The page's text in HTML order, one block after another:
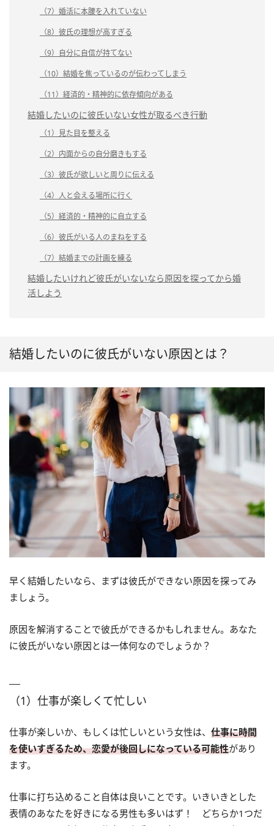
（7）婚活に本腰を入れていない
（8）彼氏の理想が高すぎる
（9）自分に自信が持てない
（10）結婚を焦っているのが伝わってしまう
（11）経済的・精神的に依存傾向がある
結婚したいのに彼氏いない女性が取るべき行動
（1）見た目を整える
（2）内面からの自分磨きもする
（3）彼氏が欲しいと周りに伝える
（4）人と会える場所に行く
（5）経済的・精神的に自立する
（6）彼氏がいる人のまねをする
（7）結婚までの計画を練る
結婚したいけれど彼氏がいないなら原因を探ってから婚
活しよう
結婚したいのに彼氏がいない原因とは？
早く結婚したいなら、まずは彼氏ができない原因を探ってみ
ましょう。
原因を解消することで彼氏ができるかもしれません。あなた
に彼氏がいない原因とは一体何なのでしょうか？
（1）仕事が楽しくて忙しい
仕事が楽しいか、もしくは忙しいという女性は、 仕事に時間
を使いすぎるため、恋愛が後回しになっている可能性があり
ます。
仕事に打ち込めること自体は良いことです。いきいきとした
表情のあなたを好きになる男性も多いはず！ どちらか1つだ